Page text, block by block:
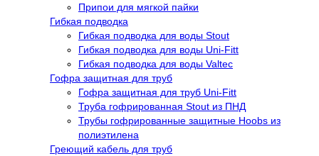
Припои для мягкой пайки
Гибкая подводка
Гибкая подводка для воды Stout
Гибкая подводка для воды Uni-Fitt
Гибкая подводка для воды Valtec
Гофра защитная для труб
Гофра защитная для труб Uni-Fitt
Труба гофрированная Stout из ПНД
Трубы гофрированные защитные Hoobs из
полиэтилена
Греющий кабель для труб